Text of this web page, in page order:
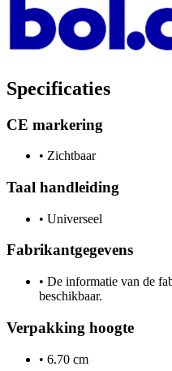
Specificaties
CE markering
• Zichtbaar
Taal handleiding
• Universeel
Fabrikantgegevens
• De informatie van de
beschikbaar.
Verpakking hoogte
• 6.70 cm